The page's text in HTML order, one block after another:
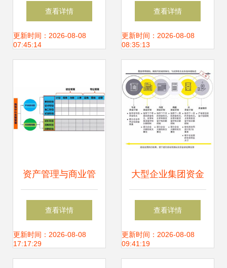
驱动人生企业版抢
先试用
查看详情
更新时间：2026-08-08
07:45:14
企业资产管理效率
的提升
查看详情
更新时间：2026-08-08
08:35:13
资产管理与商业管
理的融合 企业高效
运营的核心路径
查看详情
更新时间：2026-08-08
17:17:29
大型企业集团资金
管理模式的选择策
略
查看详情
更新时间：2026-08-08
09:41:19